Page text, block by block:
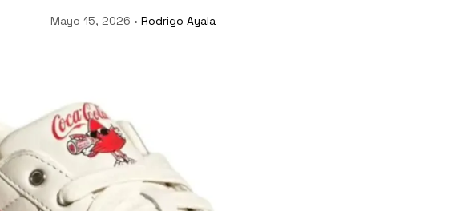
Mayo 15, 2026 • Rodrigo Ayala